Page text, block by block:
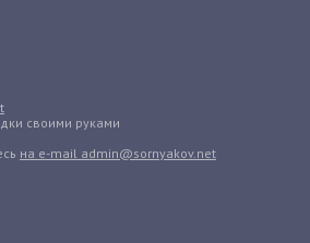
своими руками
на e-mail admin@sornyakov.net